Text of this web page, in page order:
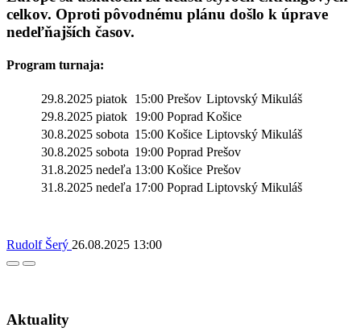
celkov. Oproti pôvodnému plánu došlo k úprave
nedeľňajších časov.
Program turnaja:
29.8.2025 piatok 15:00 Prešov Liptovský Mikuláš
29.8.2025 piatok 19:00 Poprad Košice
30.8.2025 sobota 15:00 Košice Liptovský Mikuláš
30.8.2025 sobota 19:00 Poprad Prešov
31.8.2025 nedeľa 13:00 Košice Prešov
31.8.2025 nedeľa 17:00 Poprad Liptovský Mikuláš
Rudolf Šerý 26.08.2025 13:00
Facebook
Twitter
Aktuality